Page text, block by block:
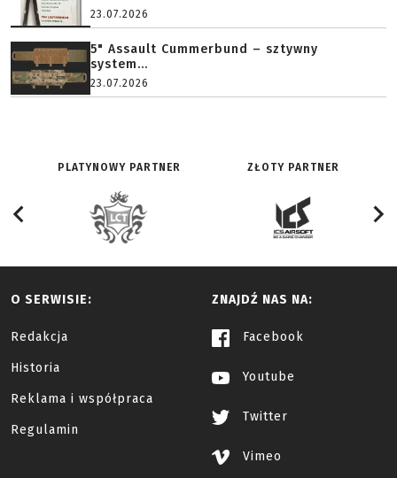
23.07.2026
5" Assault Cummerbund – sztywny
system...
23.07.2026
PLATYNOWY PARTNER ZŁOTY PARTNER
O SERWISIE:
Redakcja
Historia
Reklama i współpraca
Regulamin
ZNAJDŹ NAS NA:
Facebook
Youtube
Twitter
Vimeo